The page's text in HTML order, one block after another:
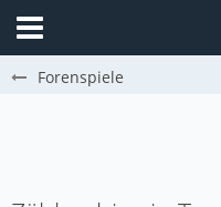
Forenspiele